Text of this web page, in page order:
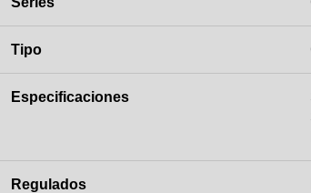
Tipo
Especificaciones
Regulados